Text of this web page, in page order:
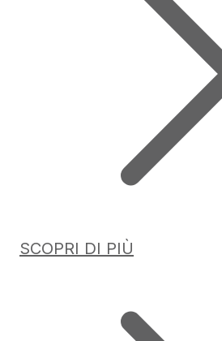
SCOPRI DI PIÙ